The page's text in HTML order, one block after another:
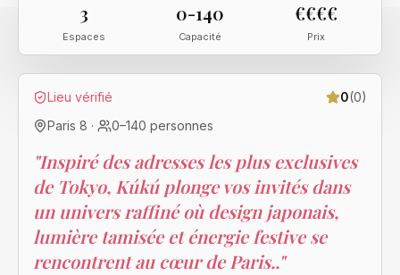
3
Espaces
0-140
Capacité
€€€€
Prix
Lieu vérifié 0(0)
Paris 8 · 0–140 personnes
"Inspiré des adresses les plus exclusives
de Tokyo, Kúkú plonge vos invités dans
un univers raffiné où design japonais,
lumière tamisée et énergie festive se
rencontrent au cœur de Paris.."